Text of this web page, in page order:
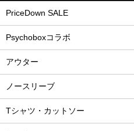
PriceDown SALE
Psychoboxコラボ
アウター
ノースリーブ
Tシャツ・カットソー